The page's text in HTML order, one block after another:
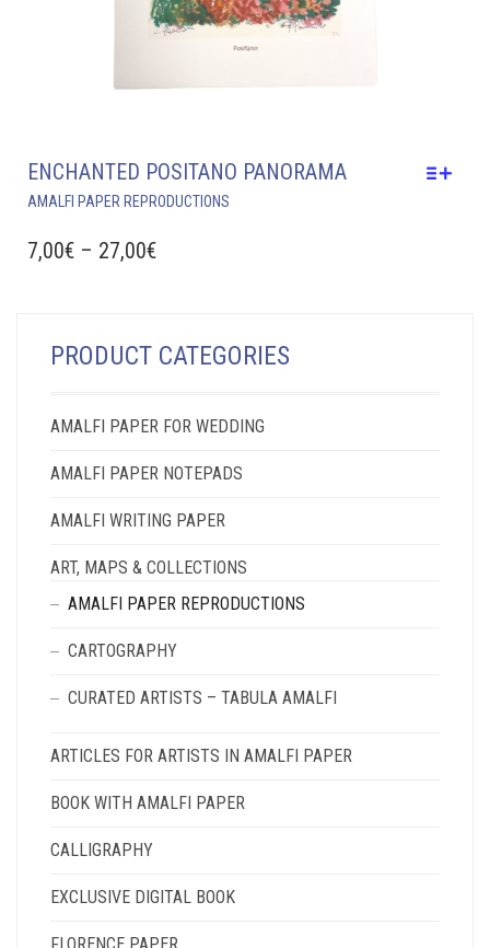
ENCHANTED POSITANO PANORAMA
AMALFI PAPER REPRODUCTIONS
MAY
ON
PRODUCT
7,00€ – 27,00€PRICE
THROUGH
27,00€
PRODUCT CATEGORIES
AMALFI PAPER FOR WEDDING
AMALFI PAPER NOTEPADS
AMALFI WRITING PAPER
ART, MAPS & COLLECTIONS
AMALFI PAPER REPRODUCTIONS
CARTOGRAPHY
CURATED ARTISTS – TABULA AMALFI
ARTICLES FOR ARTISTS IN AMALFI PAPER
BOOK WITH AMALFI PAPER
CALLIGRAPHY
EXCLUSIVE DIGITAL BOOK